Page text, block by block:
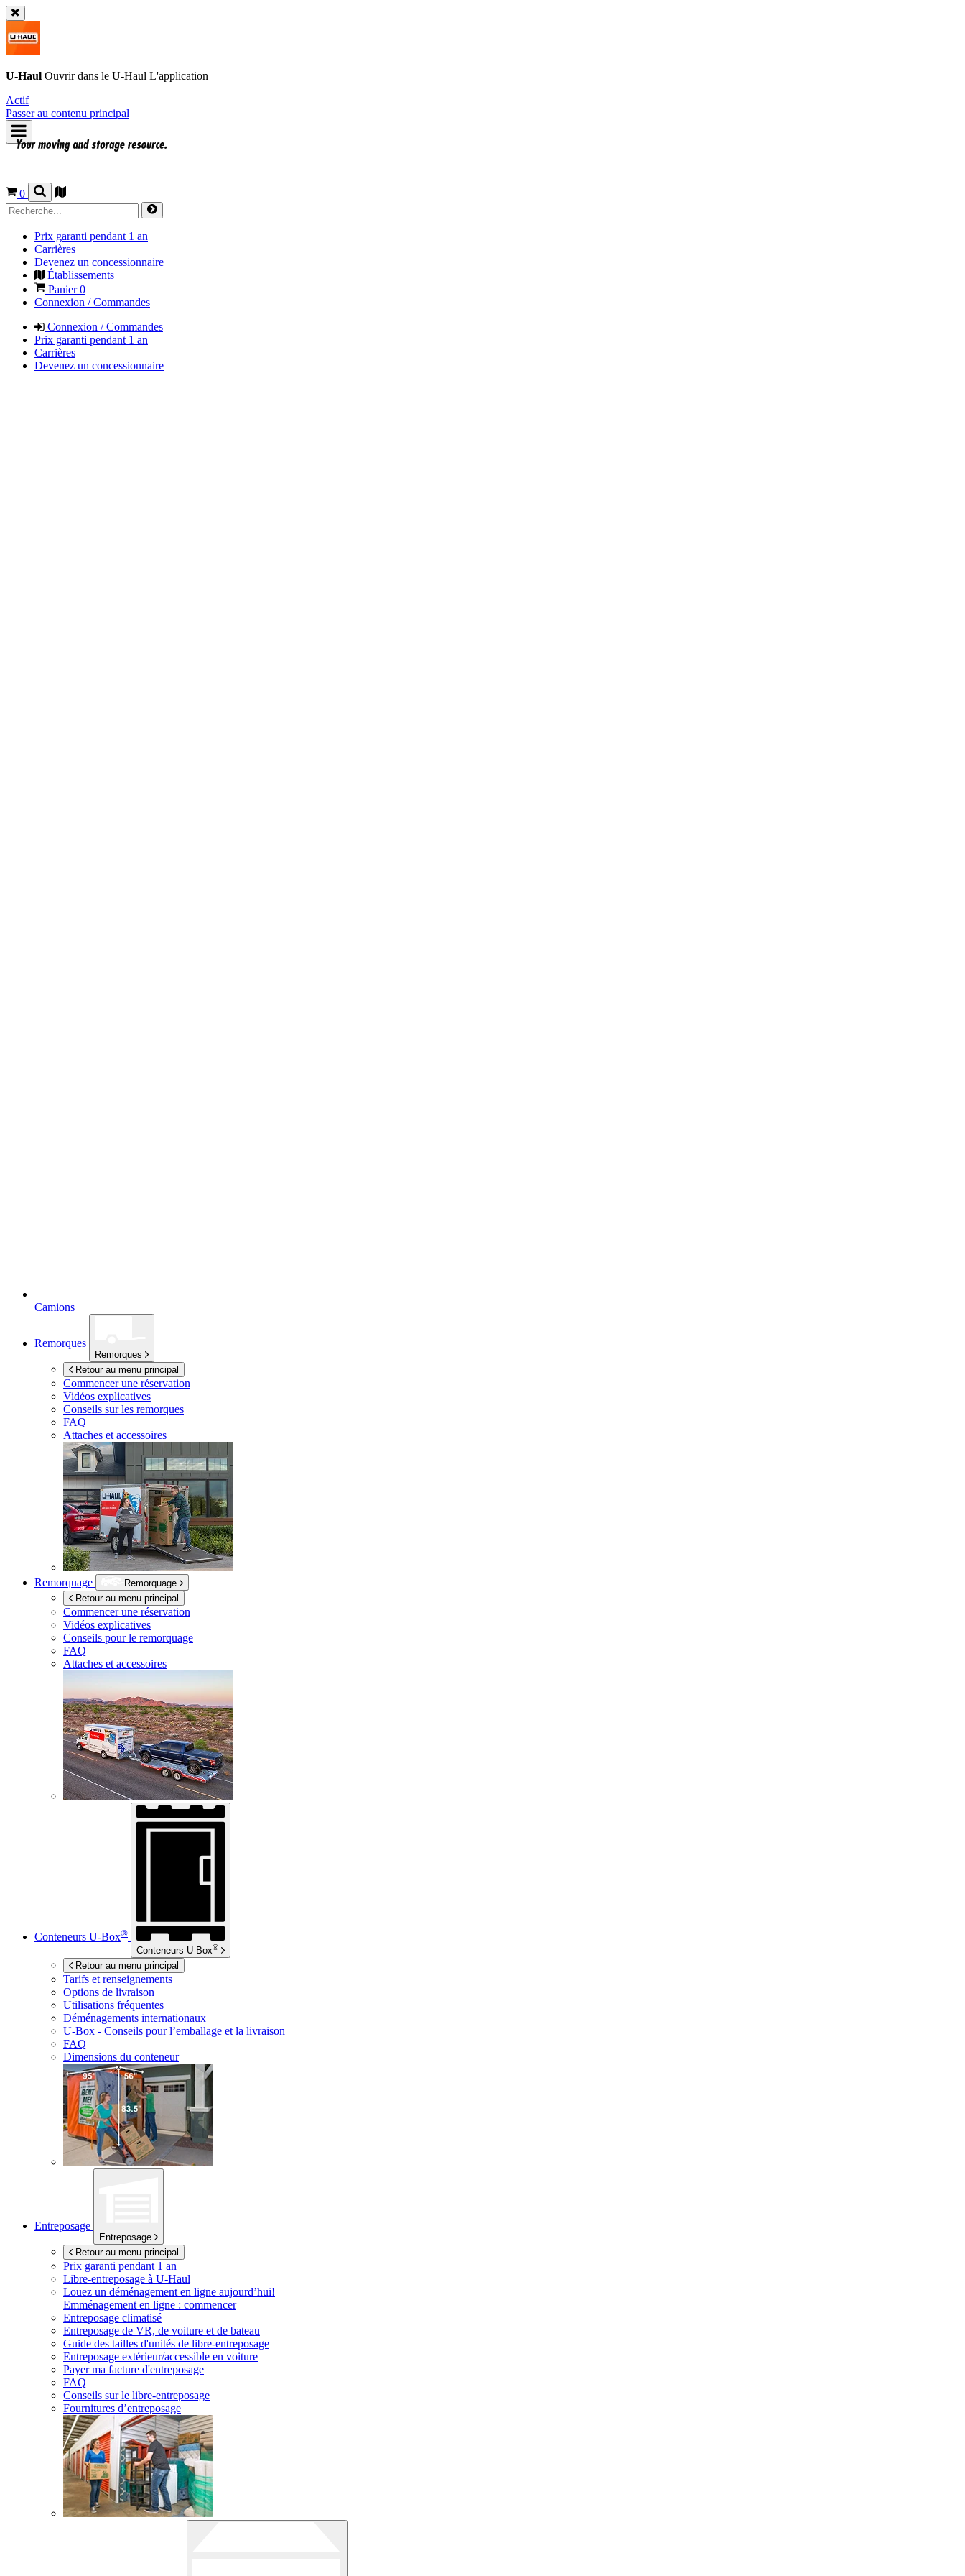
U-Haul Ouvrir dans le U-Haul L'application
Actif
Passer au contenu principal
0
Prix garanti pendant 1 an
Carrières
Devenez un concessionnaire
Établissements
Panier0
Connexion / Commandes
Connexion / Commandes
Prix garanti pendant 1 an
Carrières
Devenez un concessionnaire
Camions
Remorques
Remorques
Retour au menu principal
Commencer une réservation
Vidéos explicatives
Conseils sur les remorques
FAQ
Attaches et accessoires
Remorquage
Remorquage
Retour au menu principal
Commencer une réservation
Vidéos explicatives
Conseils pour le remorquage
FAQ
Attaches et accessoires
Conteneurs U-Box®
Conteneurs U-Box®
Retour au menu principal
Tarifs et renseignements
Options de livraison
Utilisations fréquentes
Déménagements internationaux
U-Box - Conseils pour l’emballage et la livraison
FAQ
Dimensions du conteneur
Entreposage
Entreposage
Retour au menu principal
Prix garanti pendant 1 an
Libre-entreposage à U-Haul
Louez un déménagement en ligne aujourd’hui!
Emménagement en ligne : commencer
Entreposage climatisé
Entreposage de VR, de voiture et de bateau
Guide des tailles d'unités de libre-entreposage
Entreposage extérieur/accessible en voiture
Payer ma facture d'entreposage
FAQ
Conseils sur le libre-entreposage
Fournitures d’entreposage